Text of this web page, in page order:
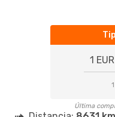
1
Última